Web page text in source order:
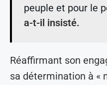
peuple et pour le
a-t-il insisté.
Réaffirmant son
sa détermination à «